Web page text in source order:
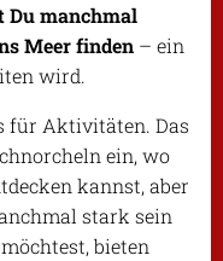
Du manchmal
Meer finden – ein
wird.
für Aktivitäten. Das
ein, wo
kannst, aber
stark sein
bieten